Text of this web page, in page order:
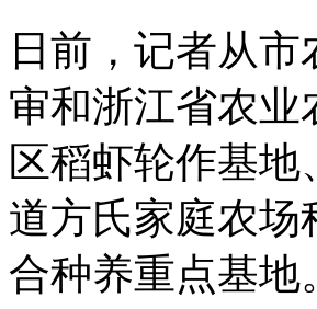
日前，记者从
审和浙江省农业
区稻虾轮作基
道方氏家庭农场
合种养重点基地